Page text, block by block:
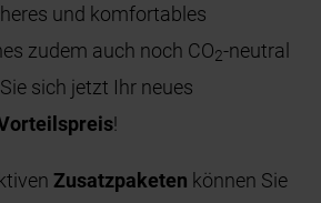
und komfortables
zudem auch noch CO2-neutral
sich jetzt Ihr neues
!
Zusatzpaketen können Sie